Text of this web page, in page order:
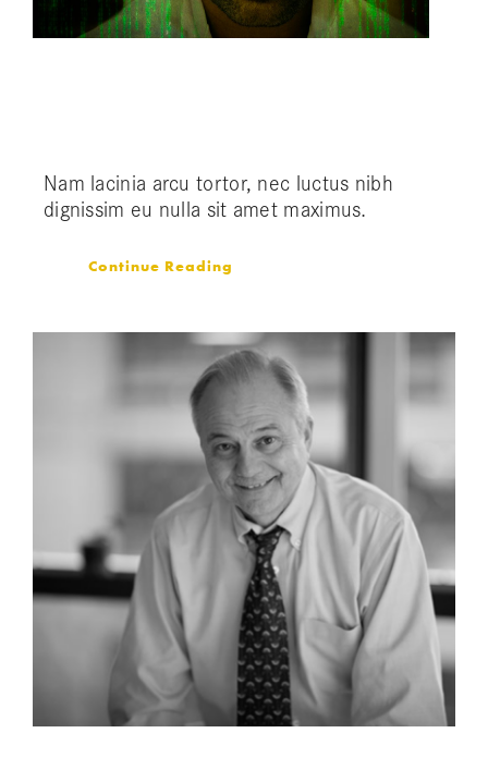
Nam lacinia arcu tortor, nec luctus nibh
dignissim eu nulla sit amet maximus.
Continue Reading